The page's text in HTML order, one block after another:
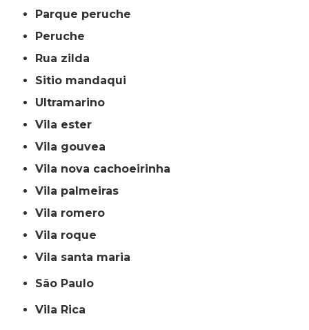
parque peruche
peruche
rua zilda
sitio mandaqui
ultramarino
vila ester
vila gouvea
vila nova cachoeirinha
vila palmeiras
vila romero
vila roque
vila santa maria
São Paulo
Vila Rica